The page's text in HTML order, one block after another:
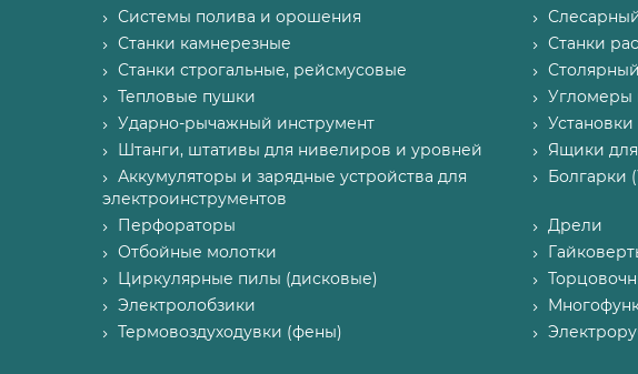
Системы полива и орошения
Станки камнерезные
Станки
Станки строгальные, рейсмусовые
Тепловые пушки
Угломеры
Ударно-рычажный инструмент
Штанги, штативы для нивелиров и уровней
Ящики для
Аккумуляторы и зарядные устройства для
электроинструментов
Болгарки
Перфораторы Дрели
Отбойные молотки
Циркулярные пилы (дисковые)
Электролобзики
Термовоздуходувки (фены)